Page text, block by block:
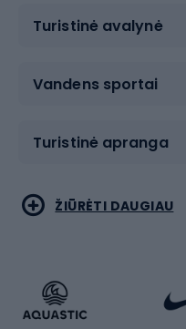
Turistinė avalynė
Vandens sportai
Turistinė apranga
Bėgimas
Dviratininkų apranga
Koviniai sportai
Rakečių sportas
ŽIŪRĖTI DAUGIAU